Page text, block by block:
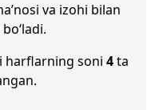
va izohi bilan
harflarning soni 4ta